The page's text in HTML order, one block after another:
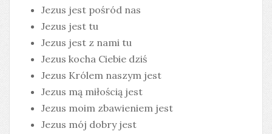
Jezus jest pośród nas
Jezus jest tu
Jezus jest z nami tu
Jezus kocha Ciebie dziś
Jezus Królem naszym jest
Jezus mą miłością jest
Jezus moim zbawieniem jest
Jezus mój dobry jest